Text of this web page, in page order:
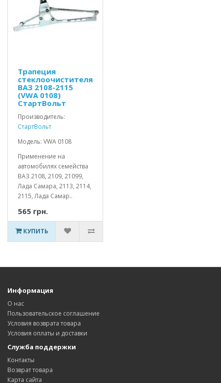
Трапеция
стеклоочистителя
ВАЗ 2108-2115
(VWA 0108)
СтартВольт
Производитель:
СтартВольт
Модель: VWA 0108
Применение на
автомобилях семейства
ВАЗ 2108, 2109, 21099,
Лада Самара, 2113, 2114,
2115, Лада Самар..
565 грн.
КУПИТЬ
Информация
О нас
Пользовательское соглашение
Условия возврата товара
Условия оплаты и доставки
Служба поддержки
Контакты
Возврат товара
Карта сайта